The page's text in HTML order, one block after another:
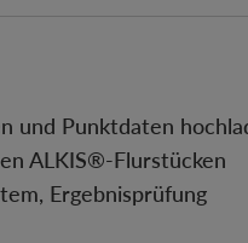
und Punktdaten
ALKIS®-Flurstücken
Ergebnisprüfung